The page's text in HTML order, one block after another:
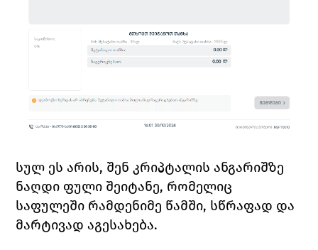
სულ ეს არის, შენ კრიპტალის ანგარიშზე
ნაღდი ფული შეიტანე, რომელიც
საფულეში რამდენიმე წამში, სწრაფად და
მარტივად აგესახება.